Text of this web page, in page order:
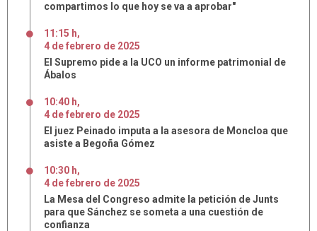
compartimos lo que hoy se va a aprobar"
11:15 h,
4 defebrero de 2025
El Supremo pide a la UCO un informe patrimonial de
Ábalos
10:40 h,
4 defebrero de 2025
El juez Peinado imputa a la asesora de Moncloa que
asiste a Begoña Gómez
10:30 h,
4 defebrero de 2025
La Mesa del Congreso admite la petición de Junts
para que Sánchez se someta a una cuestión de
confianza